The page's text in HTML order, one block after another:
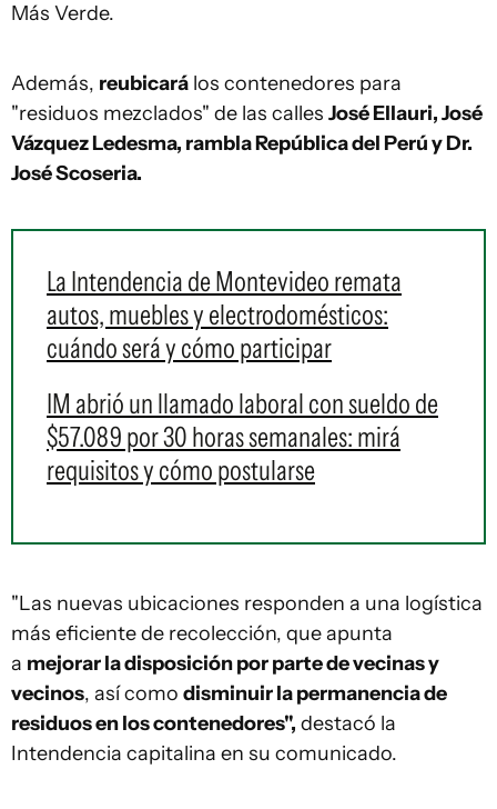
Más Verde.
Además, reubicará los contenedores para
"residuos mezclados" de las calles José Ellauri, José
Vázquez Ledesma, rambla República del Perú y Dr.
José Scoseria.
La Intendencia de Montevideo remata
autos, muebles y electrodomésticos:
cuándo será y cómo participar
IM abrió un llamado laboral con sueldo de
$57.089 por 30 horas semanales: mirá
requisitos y cómo postularse
"Las nuevas ubicaciones responden a una logística
más eficiente de recolección, que apunta
a mejorar la disposición por parte de vecinas y
vecinos, así como disminuir la permanencia de
residuos en los contenedores", destacó la
Intendencia capitalina en su comunicado.